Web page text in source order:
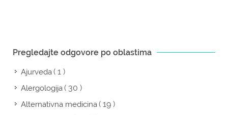
Pregledajte odgovore po oblastima
Ajurveda( 1 )
Alergologija( 30 )
Alternativna medicina( 19 )